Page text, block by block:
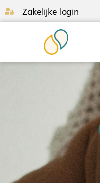
Zakelijke login